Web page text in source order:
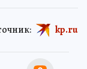
kp.ru